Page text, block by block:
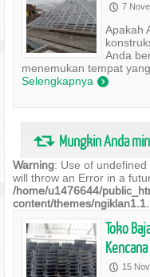
P 7
Apakah
Anda
menemukan tempat
Selengkapnya )
J Mungkin Anda
Warning: Use of
will throw an Error in a
/home/u1476644/
content/themes/
Toko
Kencana
P 15